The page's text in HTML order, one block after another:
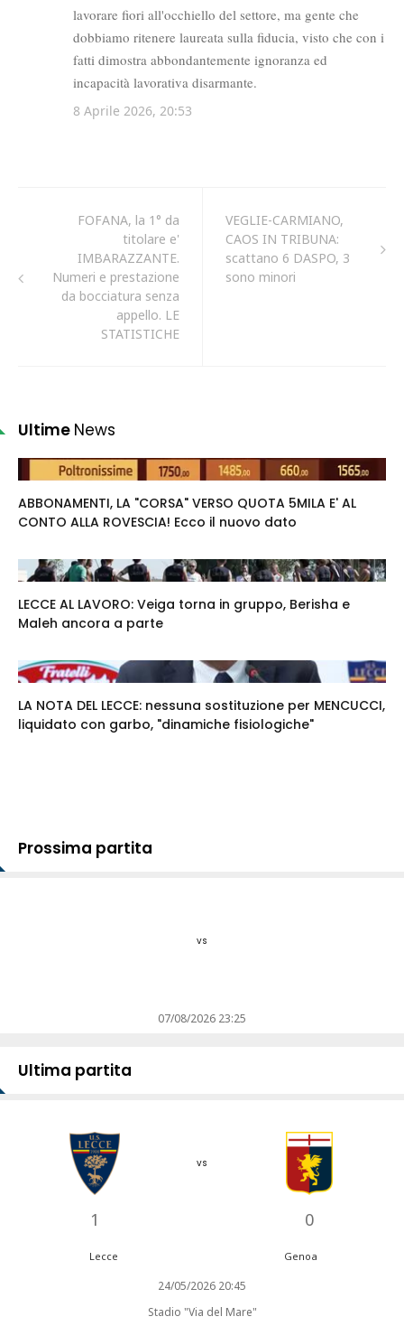
FOFANA, la 1° da
titolare e'
IMBARAZZANTE.
Numeri e prestazione
da bocciatura senza
appello. LE
STATISTICHE
VEGLIE-CARMIANO,
CAOS IN TRIBUNA:
scattano 6 DASPO, 3
sono minori
Ultime News
ABBONAMENTI, LA "CORSA" VERSO QUOTA 5MILA E' AL
CONTO ALLA ROVESCIA! Ecco il nuovo dato
LECCE AL LAVORO: Veiga torna in gruppo, Berisha e
Maleh ancora a parte
LA NOTA DEL LECCE: nessuna sostituzione per MENCUCCI,
liquidato con garbo, "dinamiche fisiologiche"
Prossima partita
vs
07/08/2026 23:25
Ultima partita
1
vs
0
Lecce Genoa
24/05/2026 20:45
Stadio "Via del Mare"